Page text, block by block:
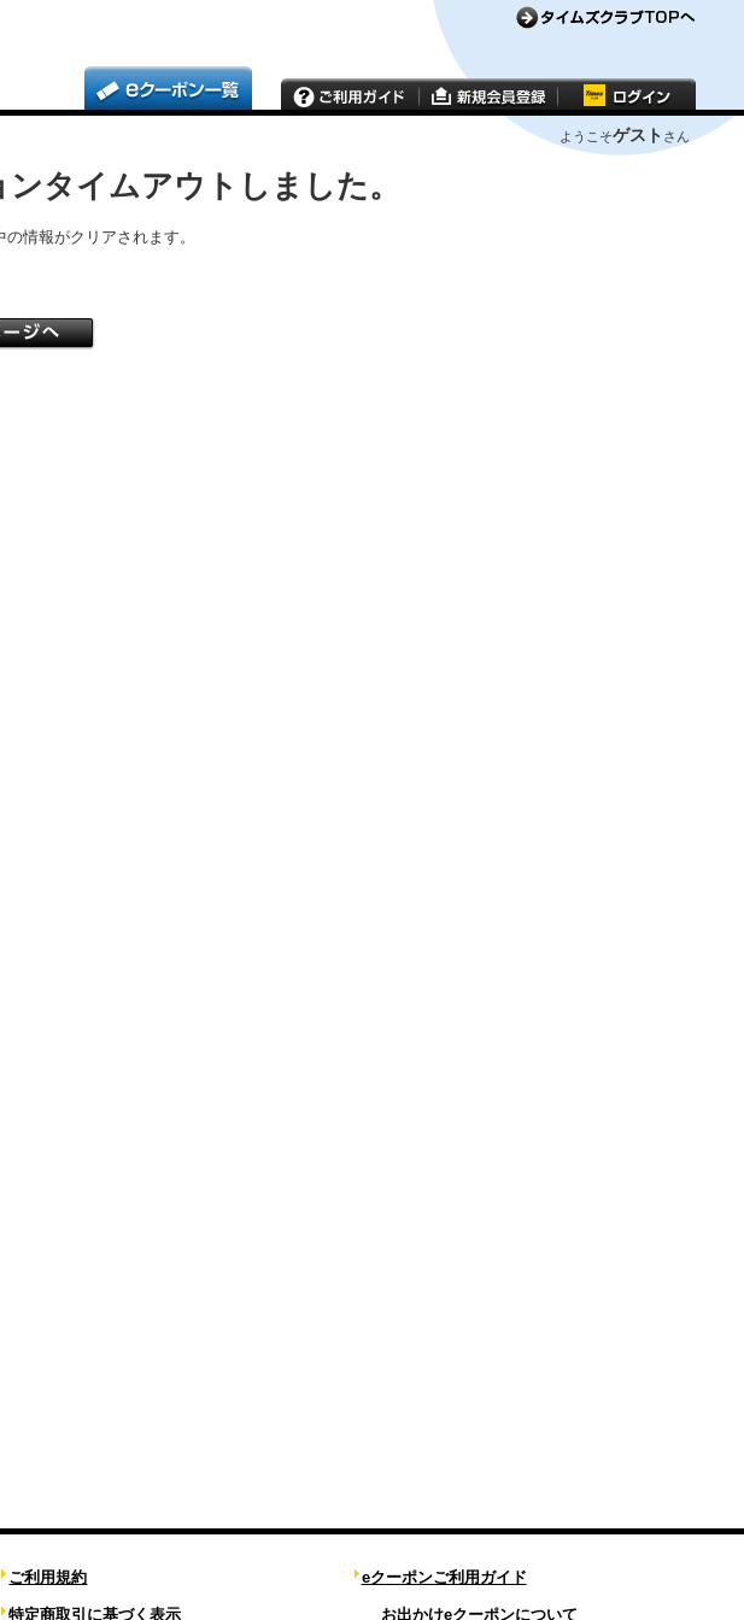
ようこそゲスト さん
タイムアウトしました。
情報がクリアされます。
ご利用規約
特定商取引に基づく表示
eクーポンご利用ガイド
お出かけeクーポンについて